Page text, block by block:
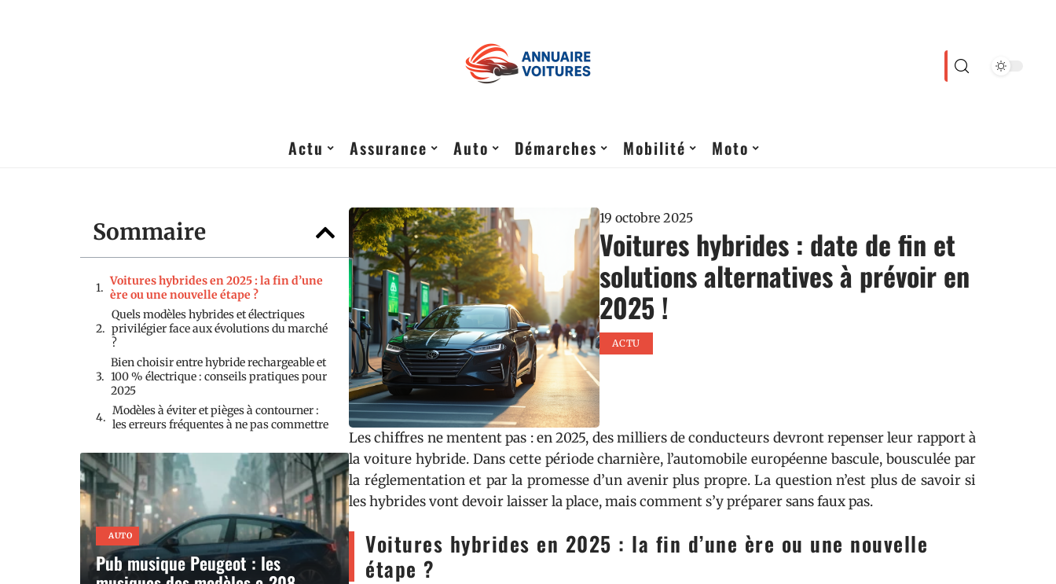
Actu Assurance Auto Démarches Mobilité Moto
Sommaire
Voitures hybrides en 2025 : la fin d’une
ère ou une nouvelle étape ?
Quels modèles hybrides et électriques
privilégier face aux évolutions du marché
?
Bien choisir entre hybride rechargeable et
100 % électrique : conseils pratiques pour
2025
Modèles à éviter et pièges à contourner :
les erreurs fréquentes à ne pas commettre
AUTO
Pub musique Peugeot : les
19 octobre 2025
Voitures hybrides : date de fin et
solutions alternatives à prévoir en
2025 !
ACTU
Les chiffres ne mentent pas : en 2025, des milliers de conducteurs devront repenser leur rapport à
la voiture hybride. Dans cette période charnière, l’automobile européenne bascule, bousculée par
la réglementation et par la promesse d’un avenir plus propre. La question n’est plus de savoir si
les hybrides vont devoir laisser la place, mais comment s’y préparer sans faux pas.
Voitures hybrides en 2025 : la fin d’une ère ou une nouvelle
étape ?